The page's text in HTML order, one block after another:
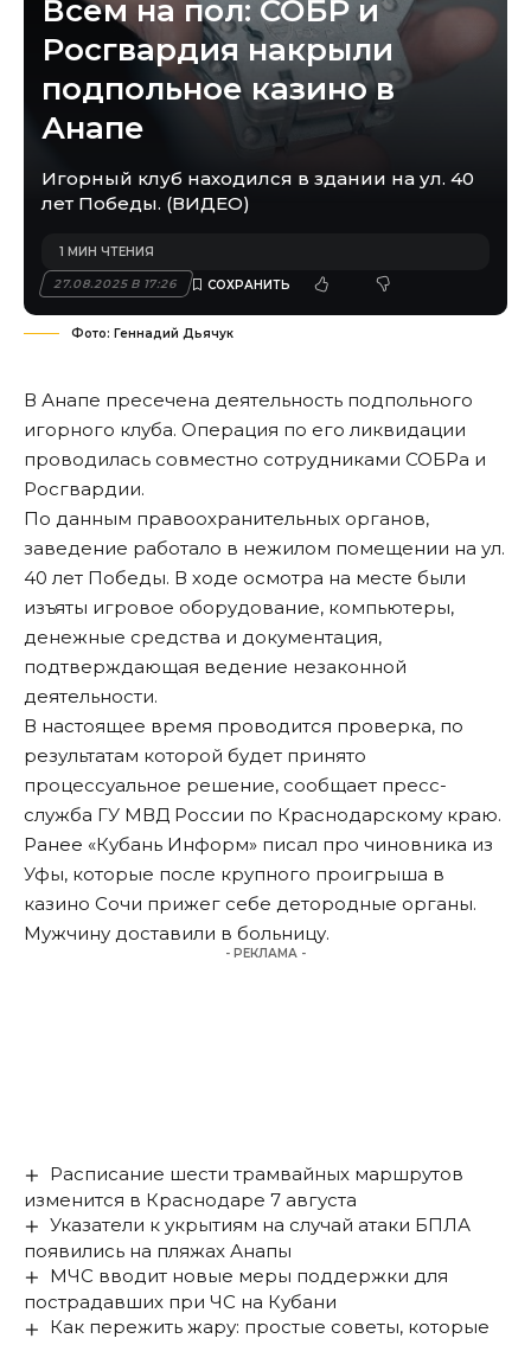
Всем на пол: СОБР и
Росгвардия накрыли
подпольное казино в
Анапе
Игорный клуб находился в здании на ул. 40
лет Победы. (ВИДЕО)
27.08.2025 В 17:26
1 МИН ЧТЕНИЯ
Фото: Геннадий Дьячук
В Анапе пресечена деятельность подпольного
игорного клуба. Операция по его ликвидации
проводилась совместно сотрудниками СОБРа и
Росгвардии.
По данным правоохранительных органов,
заведение работало в нежилом помещении на ул.
40 лет Победы. В ходе осмотра на месте были
изъяты игровое оборудование, компьютеры,
денежные средства и документация,
подтверждающая ведение незаконной
деятельности.
В настоящее время проводится проверка, по
результатам которой будет принято
процессуальное решение, сообщает пресс-
служба ГУ МВД России по Краснодарскому краю.
Ранее «Кубань Информ» писал про чиновника из
Уфы, которые после крупного проигрыша в
казино Сочи прижег себе детородные органы.
Мужчину доставили в больницу.
- РЕКЛАМА -
Расписание шести трамвайных маршрутов
изменится в Краснодаре 7 августа
Указатели к укрытиям на случай атаки БПЛА
появились на пляжах Анапы
МЧС вводит новые меры поддержки для
пострадавших при ЧС на Кубани
Как пережить жару: простые советы, которые